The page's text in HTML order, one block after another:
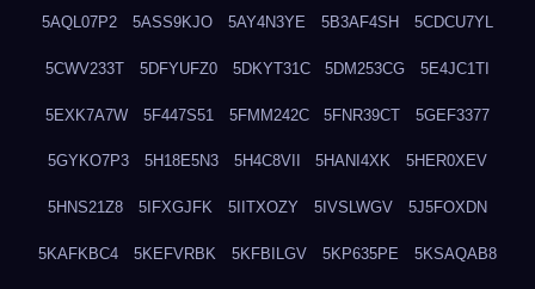
5AQL07P2 5ASS9KJO 5AY4N3YE 5B3AF4SH 5CDCU7YL
5CWV233T 5DFYUFZ0 5DKYT31C 5DM253CG 5E4JC1TI
5EXK7A7W 5F447S51 5FMM242C 5FNR39CT 5GEF3377
5GYKO7P3 5H18E5N3 5H4C8VII 5HANI4XK 5HER0XEV
5HNS21Z8 5IFXGJFK 5IITXOZY 5IVSLWGV 5J5FOXDN
5KAFKBC4 5KEFVRBK 5KFBILGV 5KP635PE 5KSAQAB8